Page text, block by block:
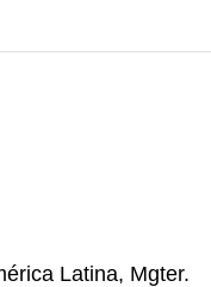
Latina, Mgter.